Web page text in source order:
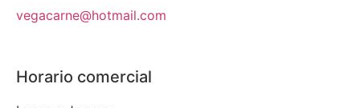
vegacarne@hotmail.com
Horario comercial